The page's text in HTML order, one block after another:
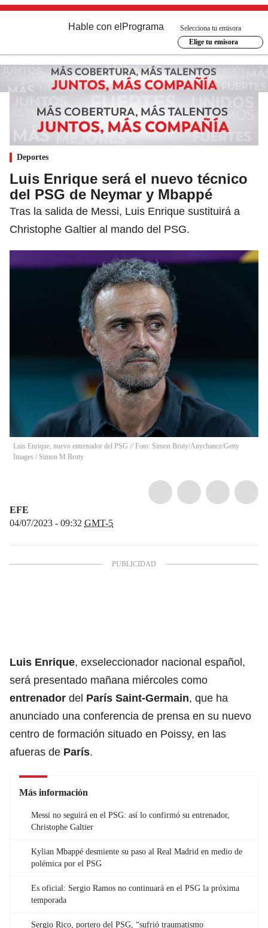
Hable con el Programa
Selecciona tu emisora
Elige tu emisora
Deportes
Luis Enrique será el nuevo técnico
del PSG de Neymar y Mbappé
Tras la salida de Messi, Luis Enrique sustituirá a
Christophe Galtier al mando del PSG.
Luis Enrique, nuevo entrenador del PSG // Foto: Simon Bruty/Anychance/Getty
Images / Simon M Bruty
EFE
04/07/2023 - 09:32 GMT-5
Luis Enrique, exseleccionador nacional español,
será presentado mañana miércoles como
entrenador del París Saint-Germain, que ha
anunciado una conferencia de prensa en su nuevo
centro de formación situado en Poissy, en las
afueras de París.
Más información
Messi no seguirá en el PSG: así lo confirmó su entrenador,
Christophe Galtier
Kylian Mbappé desmiente su paso al Real Madrid en medio de
polémica por el PSG
Es oficial: Sergio Ramos no continuará en el PSG la próxima
temporada
Sergio Rico, portero del PSG, “sufrió traumatismo